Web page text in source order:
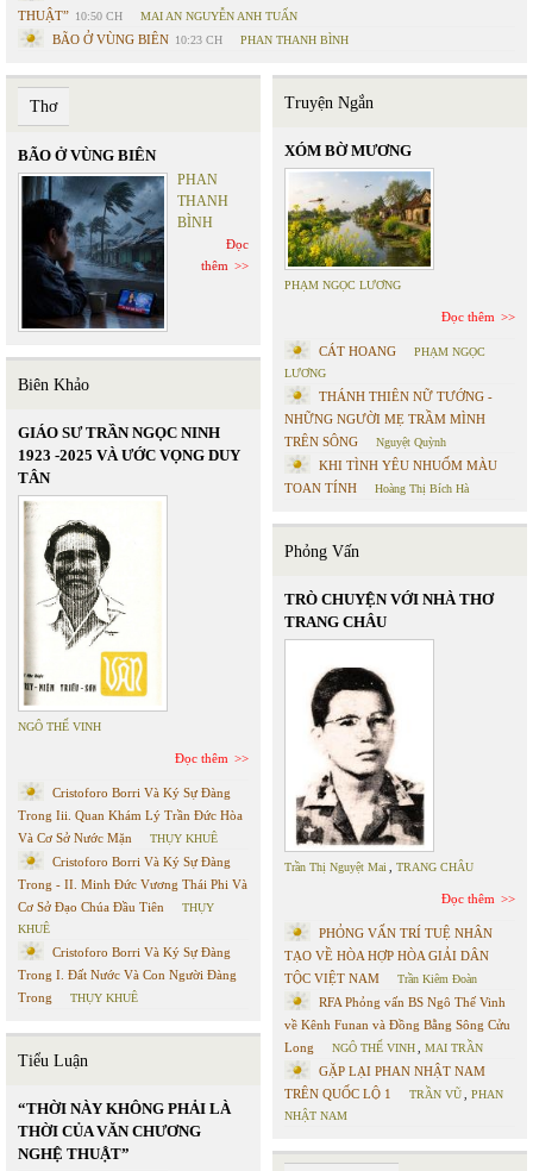
THUẬT” 10:50 CH MAI AN NGUYỄN ANH TUẤN
BÃO Ở VÙNG BIÊN 10:23 CH PHAN THANH BÌNH
Thơ
BÃO Ở VÙNG BIÊN
PHAN
THANH
BÌNH
Đọc
thêm
Biên Khảo
GIÁO SƯ TRẦN NGỌC NINH
1923 -2025 VÀ ƯỚC VỌNG DUY
TÂN
NGÔ THẾ VINH
Đọc thêm
Cristoforo Borri Và Ký Sự Đàng
Trong Iii. Quan Khám Lý Trần Đức Hòa
Và Cơ Sở Nước Mặn
THỤY KHUÊ
Cristoforo Borri Và Ký Sự Đàng
Trong - II. Minh Đức Vương Thái Phi Và
Cơ Sở Đạo Chúa Đầu Tiên
THỤY
KHUÊ
Cristoforo Borri Và Ký Sự Đàng
Trong I. Đất Nước Và Con Người Đàng
Trong
THỤY KHUÊ
Tiểu Luận
“THỜI NÀY KHÔNG PHẢI LÀ
THỜI CỦA VĂN CHƯƠNG
NGHỆ THUẬT”
Truyện Ngắn
XÓM BỜ MƯƠNG
PHẠM NGỌC LƯƠNG
Đọc thêm
CÁT HOANG
PHẠM NGỌC
LƯƠNG
THÁNH THIÊN NỮ TƯỚNG -
NHỮNG NGƯỜI MẸ TRẦM MÌNH
TRÊN SÔNG
Nguyệt Quỳnh
KHI TÌNH YÊU NHUỐM MÀU
TOAN TÍNH
Hoàng Thị Bích Hà
Phỏng Vấn
TRÒ CHUYỆN VỚI NHÀ THƠ
TRANG CHÂU
Trần Thị Nguyệt Mai TRANG CHÂU
Đọc thêm
PHỎNG VẤN TRÍ TUỆ NHÂN
TẠO VỀ HÒA HỢP HÒA GIẢI DÂN
TỘC VIỆT NAM
Trần Kiêm Đoàn
RFA Phỏng vấn BS Ngô Thế Vinh
về Kênh Funan và Đồng Bằng Sông Cửu
Long
NGÔ THẾ VINH MAI TRẦN
GẶP LẠI PHAN NHẬT NAM
TRÊN QUỐC LỘ 1
TRẦN VŨ
PHAN
NHẬT NAM